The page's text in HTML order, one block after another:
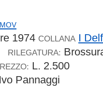
1974 COLLANA I
RILEGATURA:
L. 2.500
Ivo Pannaggi